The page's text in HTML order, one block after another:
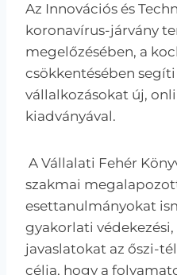
Az Innovációs és
koronavírus-járvány
megelőzésében, a
csökkentésében segíti
vállalkozásokat új,
kiadványával.
A Vállalati Fehér
szakmai
esettanulmányokat
gyakorlati védekezési,
javaslatokat az őszi-
célja, hogy a